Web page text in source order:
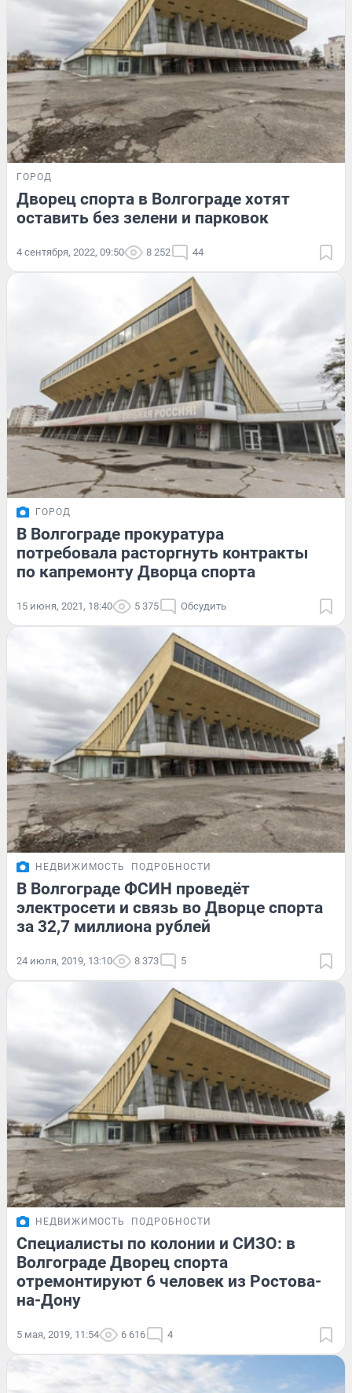
ГОРОД
Дворец спорта в Волгограде хотят
оставить без зелени и парковок
4 сентября, 2022, 09:50 8 252 44
ГОРОД
В Волгограде прокуратура
потребовала расторгнуть контракты
по капремонту Дворца спорта
15 июня, 2021, 18:40 5 375 Обсудить
НЕДВИЖИМОСТЬ ПОДРОБНОСТИ
В Волгограде ФСИН проведёт
электросети и связь во Дворце спорта
за 32,7 миллиона рублей
24 июля, 2019, 13:10 8 373 5
НЕДВИЖИМОСТЬ ПОДРОБНОСТИ
Специалисты по колонии и СИЗО: в
Волгограде Дворец спорта
отремонтируют 6 человек из Ростова-
на-Дону
5 мая, 2019, 11:54 6 616 4